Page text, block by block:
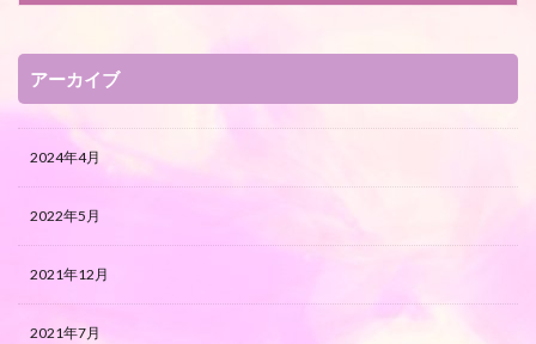
アーカイブ
2024年4月
2022年5月
2021年12月
2021年7月